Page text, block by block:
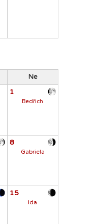
Ne
1
Bedřich
8
Gabriela
15
Ida